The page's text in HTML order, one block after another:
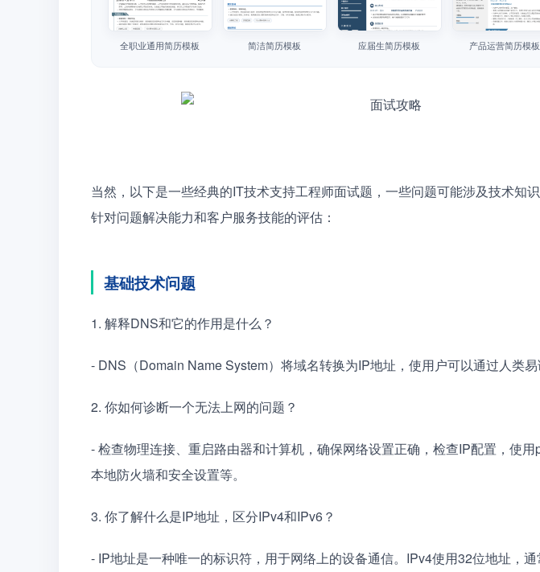
全职业通用简历模板 简洁简历模板 应届生简历模板 产品运营简历模板
当然，以下是一些经典的IT技术支持工程师面试题，一些问题可能涉及技术知
针对问题解决能力和客户服务技能的评估：
基础技术问题
1. 解释DNS和它的作用是什么？
- DNS（Domain Name System）将域名转换为IP地址，使用户可以通过人类易
2. 你如何诊断一个无法上网的问题？
- 检查物理连接、重启路由器和计算机，确保网络设置正确，检查IP配置，使
本地防火墙和安全设置等。
3. 你了解什么是IP地址，区分IPv4和IPv6？
- IP地址是一种唯一的标识符，用于网络上的设备通信。IPv4使用32位地址，